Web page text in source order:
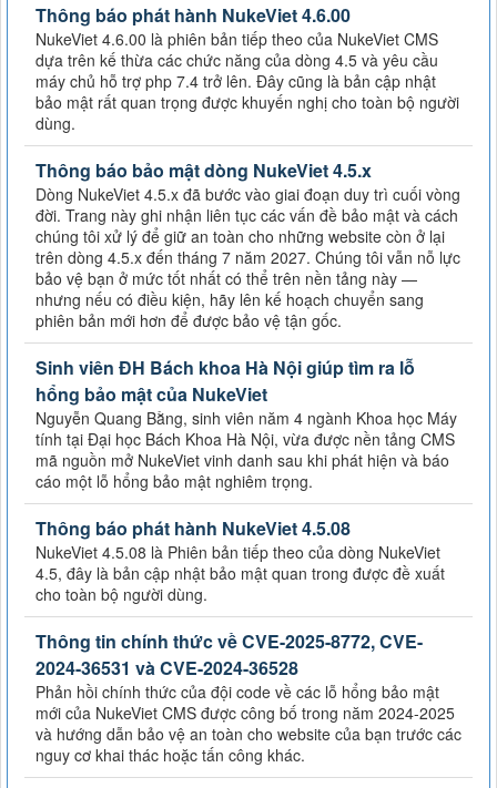
Thông báo phát hành NukeViet 4.6.00
NukeViet 4.6.00 là phiên bản tiếp theo của NukeViet CMS
dựa trên kế thừa các chức năng của dòng 4.5 và yêu cầu
máy chủ hỗ trợ php 7.4 trở lên. Đây cũng là bản cập nhật
bảo mật rất quan trọng được khuyến nghị cho toàn bộ người
dùng.
Thông báo bảo mật dòng NukeViet 4.5.x
Dòng NukeViet 4.5.x đã bước vào giai đoạn duy trì cuối vòng
đời. Trang này ghi nhận liên tục các vấn đề bảo mật và cách
chúng tôi xử lý để giữ an toàn cho những website còn ở lại
trên dòng 4.5.x đến tháng 7 năm 2027. Chúng tôi vẫn nỗ lực
bảo vệ bạn ở mức tốt nhất có thể trên nền tảng này —
nhưng nếu có điều kiện, hãy lên kế hoạch chuyển sang
phiên bản mới hơn để được bảo vệ tận gốc.
Sinh viên ĐH Bách khoa Hà Nội giúp tìm ra lỗ
hổng bảo mật của NukeViet
Nguyễn Quang Bằng, sinh viên năm 4 ngành Khoa học Máy
tính tại Đại học Bách Khoa Hà Nội, vừa được nền tảng CMS
mã nguồn mở NukeViet vinh danh sau khi phát hiện và báo
cáo một lỗ hổng bảo mật nghiêm trọng.
Thông báo phát hành NukeViet 4.5.08
NukeViet 4.5.08 là Phiên bản tiếp theo của dòng NukeViet
4.5, đây là bản cập nhật bảo mật quan trong được đề xuất
cho toàn bộ người dùng.
Thông tin chính thức về CVE-2025-8772, CVE-
2024-36531 và CVE-2024-36528
Phản hồi chính thức của đội code về các lỗ hổng bảo mật
mới của NukeViet CMS được công bố trong năm 2024-2025
và hướng dẫn bảo vệ an toàn cho website của bạn trước các
nguy cơ khai thác hoặc tấn công khác.